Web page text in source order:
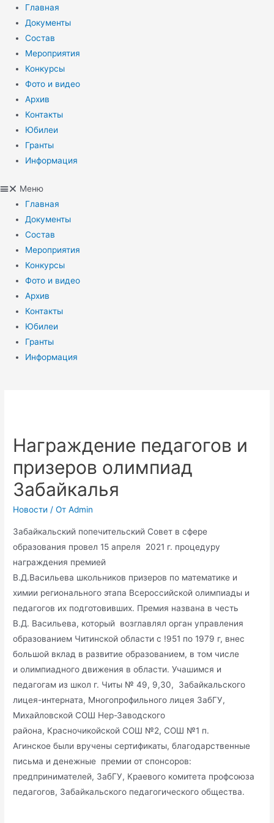
Перейти
содержимому
Главная
Документы
Состав
Мероприятия
Конкурсы
Фото и видео
Архив
Контакты
Юбилеи
Гранты
Информация
Меню
Главная
Документы
Состав
Мероприятия
Конкурсы
Фото и видео
Архив
Контакты
Юбилеи
Гранты
Информация
Награждение педагогов и
призеров олимпиад
Забайкалья
Новости / От Admin
Забайкальский попечительский Совет в сфере
образования провел 15 апреля 2021 г. процедуру
награждения премией
В.Д.Васильева школьников призеров по математике и
химии регионального этапа Всероссийской олимпиады и
педагогов их подготовивших. Премия названа в честь
В.Д. Васильева, который возглавлял орган управления
образованием Читинской области с !951 по 1979 г, внес
большой вклад в развитие образованием, в том числе
и олимпиадного движения в области. Учашимся и
педагогам из школ г. Читы № 49, 9,30, Забайкальского
лицея-интерната, Многопрофильного лицея ЗабГУ,
Михайловской СОШ Нер-Заводского
района, Красночикойской СОШ №2, СОШ №1 п.
Агинское были вручены сертификаты, благодарственные
письма и денежные премии от спонсоров:
предпринимателей, ЗабГУ, Краевого комитета профсоюза
педагогов, Забайкальского педагогического общества.